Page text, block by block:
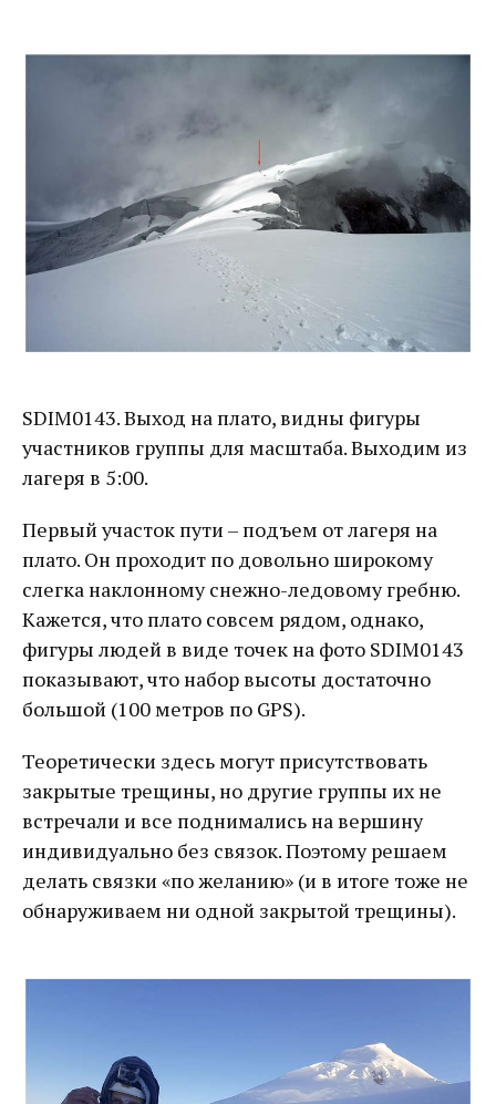
SDIM0143. Выход на плато, видны фигуры
участников группы для масштаба. Выходим из
лагеря в 5:00.
Первый участок пути – подъем от лагеря на
плато. Он проходит по довольно широкому
слегка наклонному снежно-ледовому гребню.
Кажется, что плато совсем рядом, однако,
фигуры людей в виде точек на фото SDIM0143
показывают, что набор высоты достаточно
большой (100 метров по GPS).
Теоретически здесь могут присутствовать
закрытые трещины, но другие группы их не
встречали и все поднимались на вершину
индивидуально без связок. Поэтому решаем
делать связки «по желанию» (и в итоге тоже не
обнаруживаем ни одной закрытой трещины).